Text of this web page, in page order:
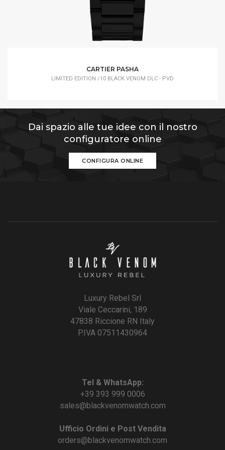
CARTIER PASHA
LIMITED EDITION /10 BLACK VENOM DLC - PVD
Dai spazio alle tue idee con il nostro
configuratore online
CONFIGURA ONLINE
Luxury Rebel Srl
Viale Ceccarini, 189
47838 Riccione RN Italy
P.IVA 07511430964
Tel & WhatsApp:
+39 393 999 0006
sales@blackvenomwatch.com
Ufficio Ordini e Post Vendita
orders@blackvenomwatch.com